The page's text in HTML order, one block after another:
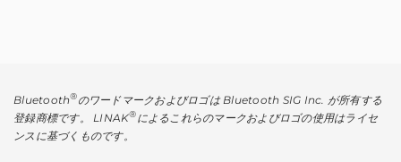
Bluetooth®のワードマークおよびロゴは Bluetooth SIG Inc. が所有する
登録商標です。 LINAK®によるこれらのマークおよびロゴの使用はライセ
ンスに基づくものです。